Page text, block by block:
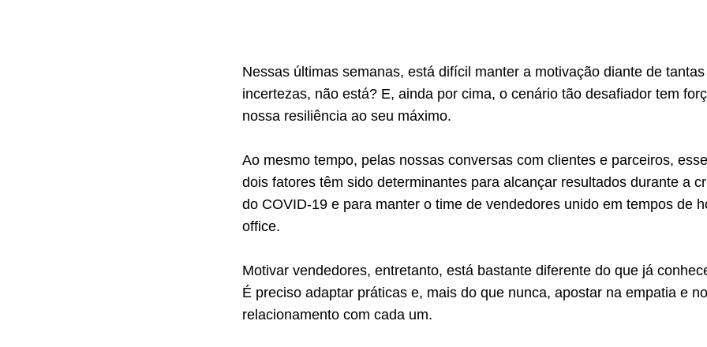
Nessas últimas semanas, está difícil manter a motivação diante de tantas
incertezas, não está? E, ainda por cima, o cenário tão desafiador tem
nossa resiliência ao seu máximo.
Ao mesmo tempo, pelas nossas conversas com clientes e parceiros,
dois fatores têm sido determinantes para alcançar resultados durante a
do COVID-19 e para manter o time de vendedores unido em tempos de
office.
Motivar vendedores, entretanto, está bastante diferente do que já
É preciso adaptar práticas e, mais do que nunca, apostar na empatia e no
relacionamento com cada um.